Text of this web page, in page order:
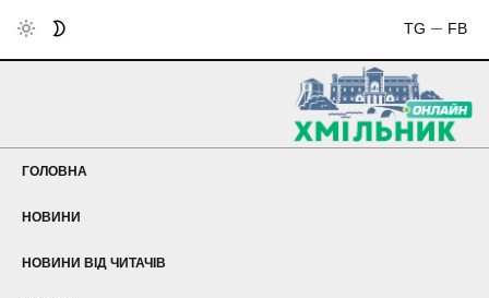
FB
TG
ГОЛОВНА
НОВИНИ
НОВИНИ ВІД ЧИТАЧІВ